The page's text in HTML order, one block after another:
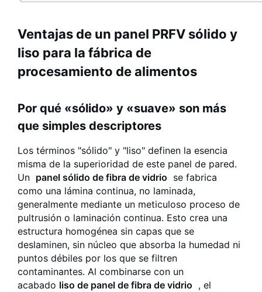
Ventajas de un panel PRFV sólido y
liso para la fábrica de
procesamiento de alimentos
Por qué «sólido» y «suave» son más
que simples descriptores
Los términos "sólido" y "liso" definen la esencia
misma de la superioridad de este panel de pared.
Un panel sólido de fibra de vidrio se fabrica
como una lámina continua, no laminada,
generalmente mediante un meticuloso proceso de
pultrusión o laminación continua. Esto crea una
estructura homogénea sin capas que se
deslaminen, sin núcleo que absorba la humedad ni
puntos débiles por los que se filtren
contaminantes. Al combinarse con un
acabado liso de panel de fibra de vidrio , el